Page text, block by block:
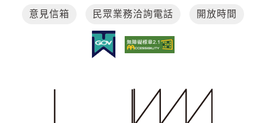
意見信箱 民眾業務洽詢電話 開放時間